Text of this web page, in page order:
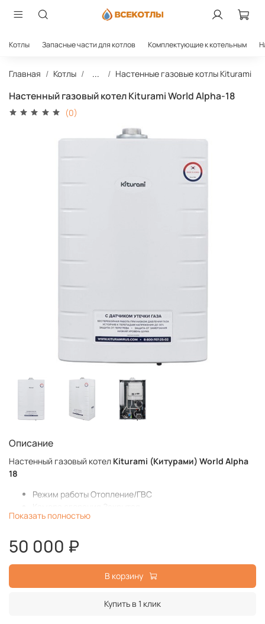
Котлы Запасные части для котлов Комплектующие к котельным
Главная Котлы ... Настенные газовые котлы Kiturami
Настенный газовый котел Kiturami World Alpha-18
(0)
Описание
Настенный газовый котел Kiturami (Китурами) World Alpha
18
Режим работыОтопление/ГВС
Max мощность, кВт
Показать полностью
50 000 ₽
В корзину
Купить в 1 клик